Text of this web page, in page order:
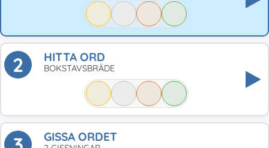
2 HITTA ORD
BOKSTAVSBRÄDE
GISSA ORDET